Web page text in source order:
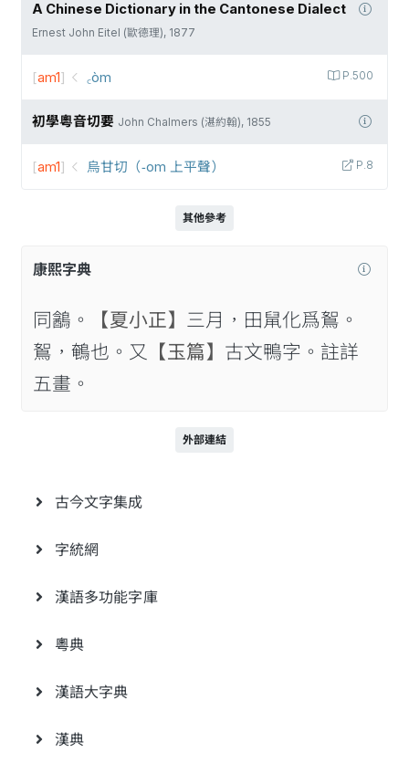
A Chinese Dictionary in the Cantonese Dialect
Ernest John Eitel (歐德理), 1877
P.500
[am1] ꜀òm
初學粵音切要 John Chalmers (湛約翰), 1855
P.8
[am1] 烏甘切（-om 上平聲）
其他參考
康熙字典
同䳺。 【夏小正】 三月，田䑕化爲鴽。
鴽，鵪也。又
【玉篇】 古文鴨字。註詳
五畫。
外部連結
古今文字集成
字統網
漢語多功能字庫
粵典
漢語大字典
漢典